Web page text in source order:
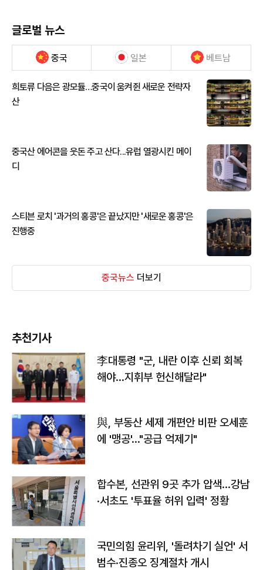
글로벌 뉴스
중국 일본 베트남
희토류 다음은 광모듈…중국이 움켜쥔 새로운 전략자
산
중국산 에어콘을 웃돈 주고 산다...유럽 열광시킨 메이
디
스티븐 로치 '과거의 홍콩'은 끝났지만 '새로운 홍콩'은
진행중
중국뉴스 더보기
추천기사
李대통령 "군, 내란 이후 신뢰 회복
해야…지휘부 헌신해달라"
與, 부동산 세제 개편안 비판 오세훈
에 '맹공'…"공급 억제기"
합수본, 선관위 9곳 추가 압색…강남
·서초도 '투표율 허위 입력' 정황
국민의힘 윤리위, '돌려차기 실언' 서
범수·진종오 징계절차 개시